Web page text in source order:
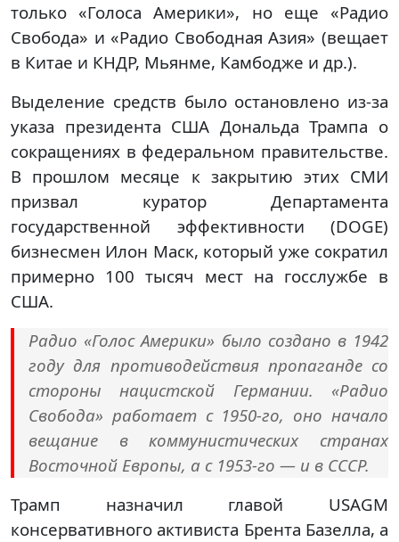
только «Голоса Америки», но еще «Радио
Свобода» и «Радио Свободная Азия» (вещает
в Китае и КНДР, Мьянме, Камбодже и др.).
Выделение средств было остановлено из-за
указа президента США Дональда Трампа о
сокращениях в федеральном правительстве.
В прошлом месяце к закрытию этих СМИ
призвал куратор Департамента
государственной эффективности (DOGE)
бизнесмен Илон Маск, который уже сократил
примерно 100 тысяч мест на госслужбе в
США.
Радио «Голос Америки» было создано в 1942
году для противодействия пропаганде со
стороны нацистской Германии. «Радио
Свобода» работает с 1950-го, оно начало
вещание в коммунистических странах
Восточной Европы, а с 1953-го — и в СССР.
Трамп назначил главой USAGM
консервативного активиста Брента Базелла, а